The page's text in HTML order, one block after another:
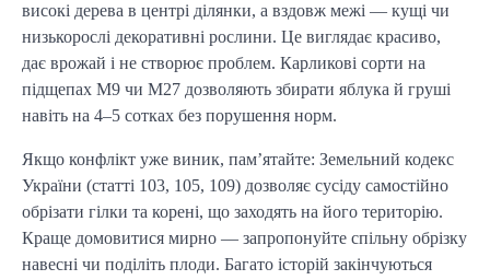
високі дерева в центрі ділянки, а вздовж межі — кущі чи
низькорослі декоративні рослини. Це виглядає красиво,
дає врожай і не створює проблем. Карликові сорти на
підщепах М9 чи М27 дозволяють збирати яблука й груші
навіть на 4–5 сотках без порушення норм.
Якщо конфлікт уже виник, пам’ятайте: Земельний кодекс
України (статті 103, 105, 109) дозволяє сусіду самостійно
обрізати гілки та корені, що заходять на його територію.
Краще домовитися мирно — запропонуйте спільну обрізку
навесні чи поділіть плоди. Багато історій закінчуються